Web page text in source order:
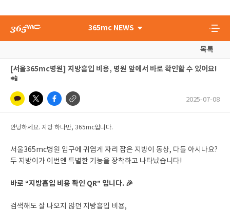
365mc NEWS
목록
[서울365mc병원] 지방흡입 비용, 병원 앞에서 바로 확인할 수 있어요!
📲
2025-07-08
안녕하세요. 지방 하나만, 365mc입니다.
서울365mc병원 입구에 귀엽게 자리 잡은 지방이 동상, 다들 아시나요?
두 지방이가 이번엔 특별한 기능을 장착하고 나타났습니다!
바로 “지방흡입 비용 확인 QR” 입니다. 🎉
검색해도 잘 나오지 않던 지방흡입 비용,